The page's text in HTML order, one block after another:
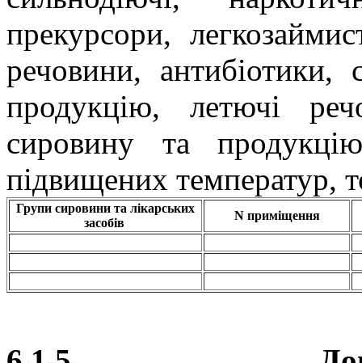
прекурсори,
речовини, антибіотики,
продукцію, летючі
сировину та
підвищених температур,
Групи сировини та лікарських
засобів
N приміщення